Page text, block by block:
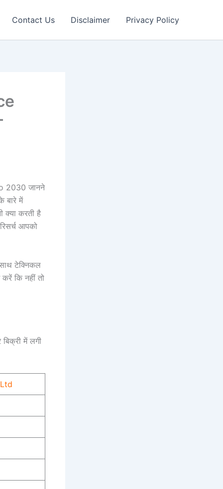
Contact Us Disclaimer Privacy Policy
2030 जानने
बारे में
क्या करती है
आपको
टेक्निकल
कि नहीं तो
में लगी